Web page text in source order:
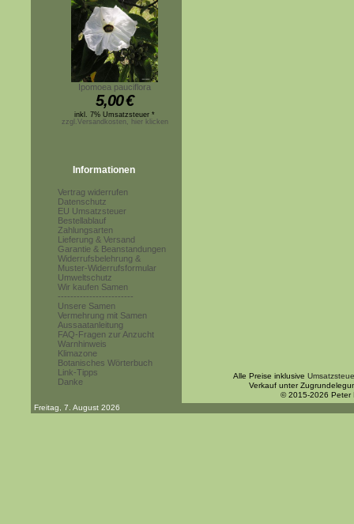
Ipomoea pauciflora
5,00€
inkl. 7% Umsatzsteuer *
zzgl.Versandkosten, hier klicken
Informationen
Vertrag widerrufen
Datenschutz
EU Umsatzsteuer
Bestellablauf
Zahlungsarten
Lieferung & Versand
Garantie & Beanstandungen
Widerrufsbelehrung &
Muster-Widerrufsformular
Umweltschutz
Wir kaufen Samen
------------------------
Unsere Samen
Vermehrung mit Samen
Aussaatanleitung
FAQ-Fragen zur Anzucht
Warnhinweis
Klimazone
Botanisches Wörterbuch
Link-Tipps
Danke
Alle Preise inklusive
Verkauf unter
© 2015-2026 Peter
Freitag, 7. August 2026